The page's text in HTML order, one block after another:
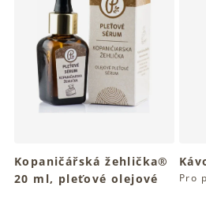
Kopaničářská žehlička®
20 ml, pleťové olejové
Pro